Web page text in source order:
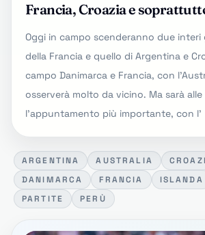
Francia, Croazia e
Oggi in campo scenderanno due interi
della Francia e quello di Argentina e
campo Danimarca e Francia, con
osserverà molto da vicino. Ma sarà alle
l'appuntamento più importante, con l'
ARGENTINA AUSTRALIA
DANIMARCA
FRANCIA ISLANDA
PARTITE
PERÙ